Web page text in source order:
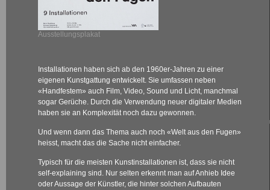
Ausstellungsplakat
Installationen haben sich ab den 1960er-Jahren zu einer
eigenen Kunstgattung entwickelt. Sie umfassen neben
«Handfestem» auch Film, Video, Sound und Licht, manchmal
sogar Gerüche. Durch die Verwendung neuer digitaler Medien
haben sie an Komplexität noch dazu gewonnen.
Und wenn dann das Thema auch noch «Welt aus den Fugen»
heisst, macht das die Sache nicht einfacher.
Typisch für die meisten Kunstinstallationen ist, dass sie nicht
self-explaining sind. Nur selten erkennt man auf Anhieb Idee
oder Aussage der Künstler, die hinter solchen Aufbauten